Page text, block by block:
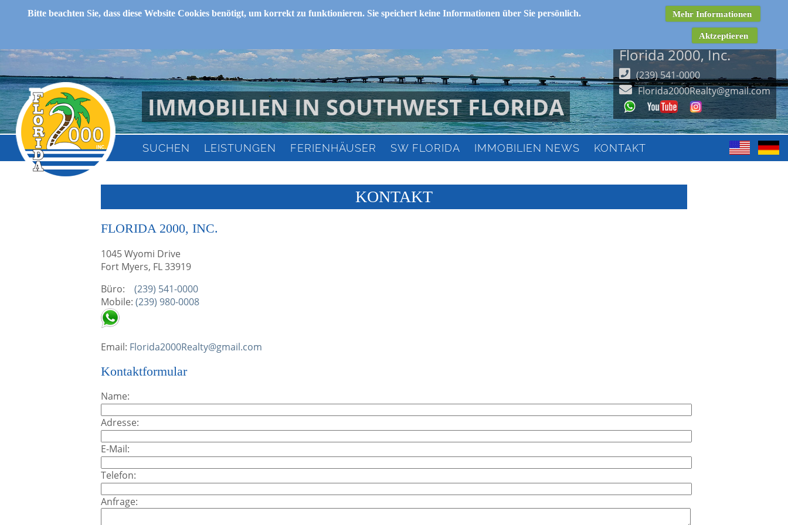
Bitte beachten Sie, dass diese Website Cookies benötigt, um korrekt zu funktionieren. Sie speichert keine Informationen über Sie persönlich. Mehr Informationen
Aktzeptieren
Florida 2000, Inc.
(239) 541-0000
Florida2000Realty@gmail.com
IMMOBILIEN IN SOUTHWEST FLORIDA
SUCHEN LEISTUNGEN FERIENHÄUSER SW FLORIDA IMMOBILIEN NEWS KONTAKT
KONTAKT
FLORIDA 2000, INC.
1045 Wyomi Drive
Fort Myers, FL 33919
Büro: (239) 541-0000
Mobile: (239) 980-0008
Email: Florida2000Realty@gmail.com
Kontaktformular
Name:
Adresse:
E-Mail:
Telefon:
Anfrage: